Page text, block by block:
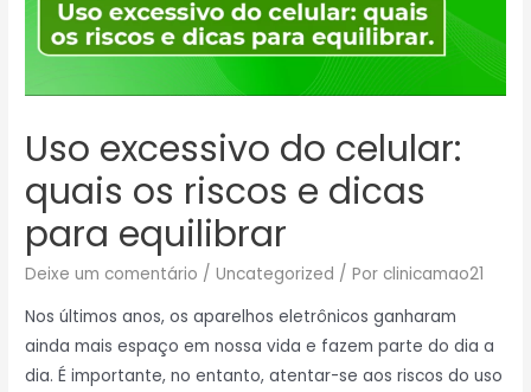
Uso excessivo do celular:
quais os riscos e dicas
para equilibrar
Deixe um comentário /Uncategorized / Por clinicamao21
Nos últimos anos, os aparelhos eletrônicos ganharam
ainda mais espaço em nossa vida e fazem parte do dia a
dia. É importante, no entanto, atentar-se aos riscos do uso